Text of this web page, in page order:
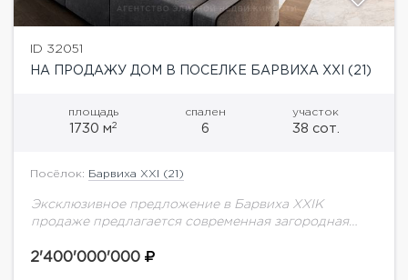
ID 32051
НА ПРОДАЖУ ДОМ В ПОСЕЛКЕ БАРВИХА XXI (21)
площадь
1730 м2
спален
6
участок
38 сот.
Посёлок: Барвиха XXI (21)
Эксклюзивное предложение в Барвиха XXIК
продаже предлагается современная загородная
одном из самых закрытых и престижных поселков
2'400'000'000